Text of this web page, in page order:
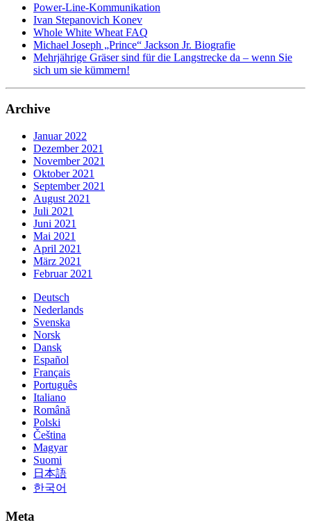
Power-Line-Kommunikation
Ivan Stepanovich Konev
Whole White Wheat FAQ
Michael Joseph „Prince“ Jackson Jr. Biografie
Mehrjährige Gräser sind für die Langstrecke da – wenn Sie
sich um sie kümmern!
Archive
Januar 2022
Dezember 2021
November 2021
Oktober 2021
September 2021
August 2021
Juli 2021
Juni 2021
Mai 2021
April 2021
März 2021
Februar 2021
Deutsch
Nederlands
Svenska
Norsk
Dansk
Español
Français
Português
Italiano
Română
Polski
Čeština
Magyar
Suomi
日本語
한국어
Meta